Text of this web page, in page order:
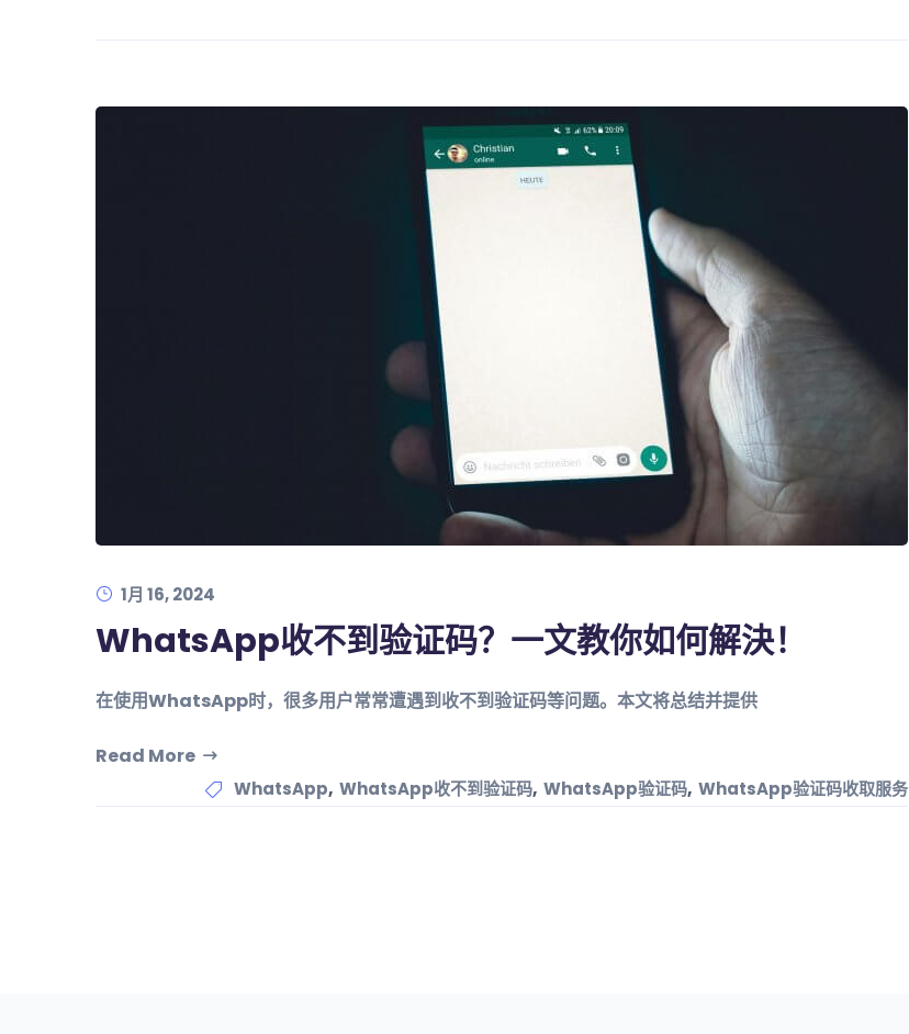
1月 16, 2024
WhatsApp收不到验证码？一文教你如何解決！
在使用WhatsApp时，很多用户常常遭遇到收不到验证码等问题。本文将总结并提供
Read More
WhatsApp, WhatsApp收不到验证码, WhatsApp验证码, WhatsApp验证码收取服务